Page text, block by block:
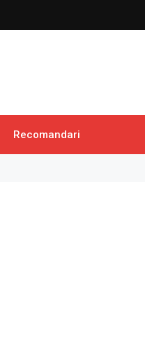
Recomandari